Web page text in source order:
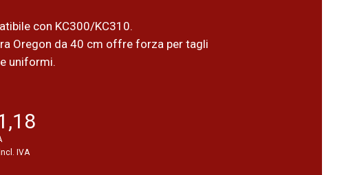
con KC300/KC310.
Oregon da 40 cm offre forza per tagli
uniformi.
IVA